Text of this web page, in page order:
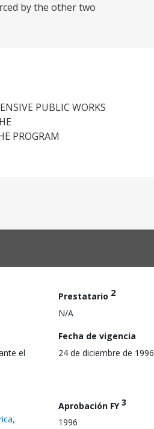
by the other two
PUBLIC WORKS
PROGRAM
Prestatario 2
N/A
el
Fecha de vigencia
24 de diciembre de 1996
Aprobación FY3
1996